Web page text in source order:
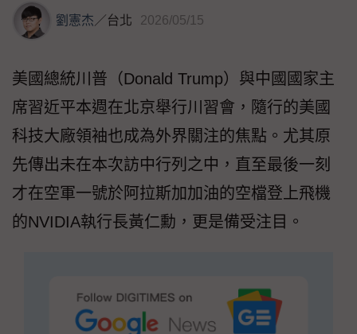
劉憲杰／台北 2026/05/15
美國總統川普（Donald Trump）與中國國家主
席習近平本週在北京舉行川習會，隨行的美國
科技大廠領袖也成為外界關注的焦點。尤其原
先傳出未在本次訪中行列之中，直至最後一刻
才在空軍一號於阿拉斯加加油的空檔登上飛機
的NVIDIA執行長黃仁勳，更是備受注目。